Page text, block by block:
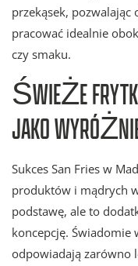
przekąsek,
pracować idealnie
czy smaku.
ŚWIEŻE
JAKO
Sukces San Fries w
produktów i mądrych
podstawę, ale to
koncepcję.
odpowiadają zarówno